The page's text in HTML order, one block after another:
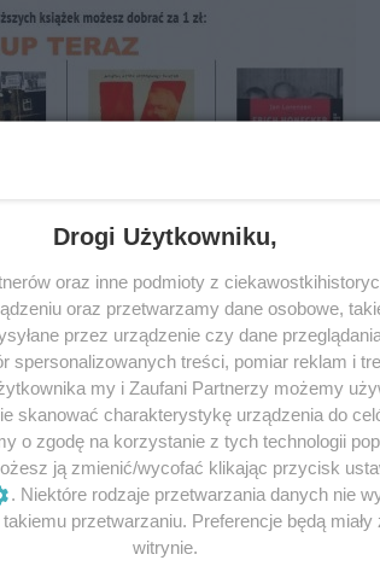
klikajcie i oszczędzajcie.Bądźcie
tego typu akcji.
Drogi Użytkowniku,
oraz inne podmioty z
oraz przetwarzamy dane osobowe,
przez urządzenie czy dane
spersonalizowanych treści, pomiar reklam i
my i Zaufani Partnerzy możemy
skanować charakterystykę urządzenia do
o zgodę na korzystanie z tych technologii
ją zmienić/wycofać klikając przycisk
. Niektóre rodzaje przetwarzania danych nie
przetwarzaniu. Preferencje będą
witrynie.